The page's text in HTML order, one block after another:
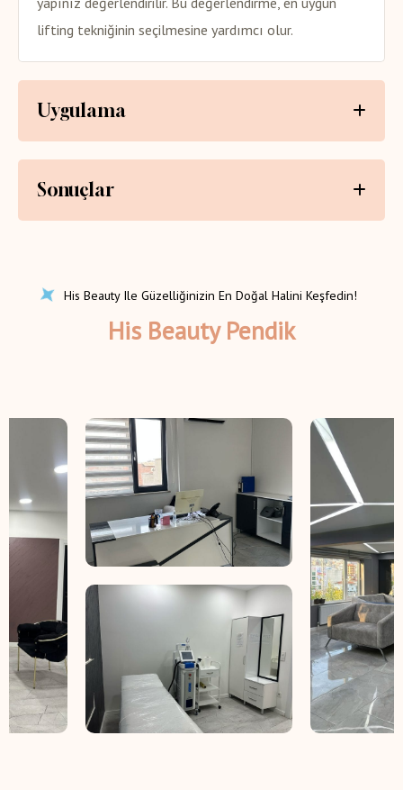
lifting tekniğinin seçilmesine yardımcı olur.
Uygulama
Sonuçlar
His Beauty Ile Güzelliğinizin En Doğal Halini Keşfedin!
His Beauty Pendik